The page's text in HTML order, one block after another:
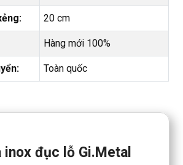
inox đục lỗ Gi.Metal
20 cm
Hàng mới 100%
Toàn quốc